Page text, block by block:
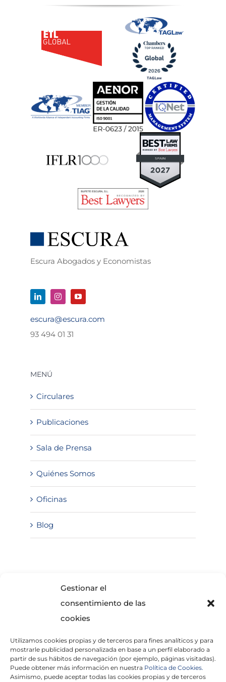
Gestionar el
consentimiento de las
cookies
Utilizamos cookies propias y de terceros para fines analíticos y para
mostrarle publicidad personalizada en base a un perfil elaborado a
partir de sus hábitos de navegación (por ejemplo, páginas visitadas).
Puede obtener más información en nuestra Política de Cookies.
Asimismo, puede aceptar todas las cookies propias y de terceros
Escura Abogados y Economistas
escura@escura.com
93 494 01 31
MENÚ
Circulares
Publicaciones
Sala de Prensa
Quiénes Somos
Oficinas
Blog